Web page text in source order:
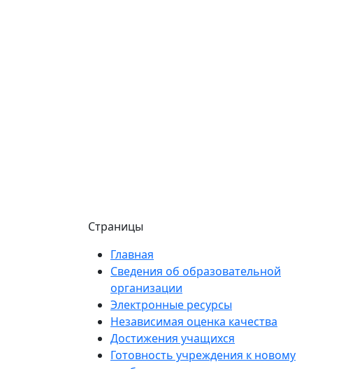
Страницы
Главная
Сведения об образовательной
организации
Электронные ресурсы
Независимая оценка качества
Достижения учащихся
Готовность учреждения к новому